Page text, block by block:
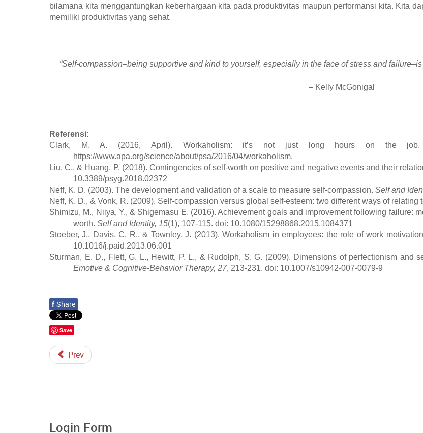
bilamana kita menggantungkan keberhargaan kita pada produktivitas maupun performansi kita. Kita
memiliki produktivitas yang sehat.
“Self-compassion–being supportive and kind to yourself, especially in the face of stress and
– Kelly McGonigal
Referensi:
Clark, M. A. (2016, April). Workaholism: it’s not just long hours on the
https://www.apa.org/science/about/psa/2016/04/workaholism.
Liu, C., & Huang, P. (2018). Contingencies of self-worth on positive and negative events and their
10.3389/psyg.2018.02372
Neff, K. D. (2003). The development and validation of a scale to measure self-compassion. Self and
Neff, K. D., & Vonk, R. (2009). Self-compassion versus global self-esteem: two different ways of relating
Shimizu, M., Niiya, Y., & Shigemasu E. (2016). Achievement goals and improvement following failure:
worth.Self and Identity, 15(1), 107-115. doi: 10.1080/15298868.2015.1084371
Stoeber, J., Davis, C. R., & Townley, J. (2013). Workaholism in employees: the role of work
10.1016/j.paid.2013.06.001
Sturman, E. D., Flett, G. L., Hewitt, P. L., & Rudolph, S. G. (2009). Dimensions of perfectionism and
Emotive & Cognitive-Behavior Therapy, 27, 213-231. doi: 10.1007/s10942-007-0079-9
f Share
Save
Prev
Login Form